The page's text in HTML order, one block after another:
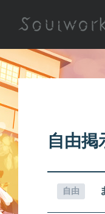
自由掲
自由